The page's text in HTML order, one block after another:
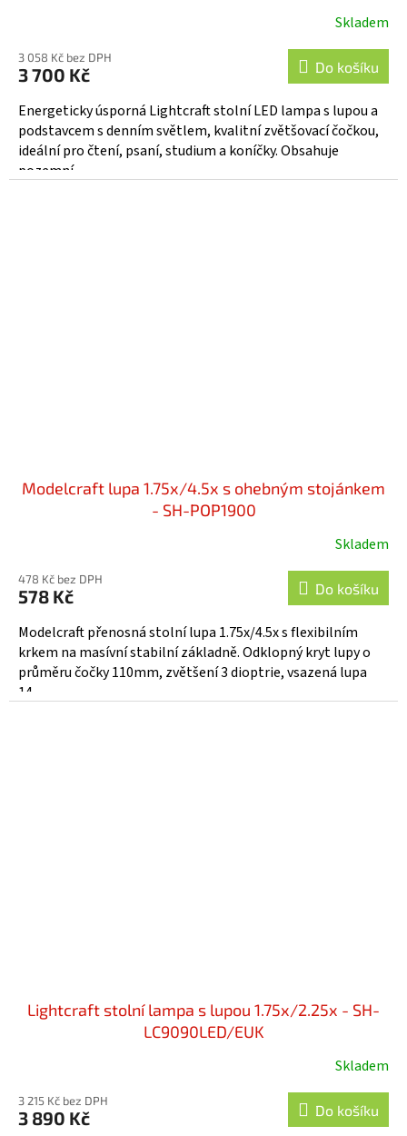
Skladem
3 058 Kč bez DPH
3 700 Kč Do košíku
Energeticky úsporná Lightcraft stolní LED lampa s lupou a
podstavcem s denním světlem, kvalitní zvětšovací čočkou,
ideální pro čtení, psaní, studium a koníčky. Obsahuje
pozemní...
Modelcraft lupa 1.75x/4.5x s ohebným stojánkem
- SH-POP1900
Skladem
478 Kč bez DPH
578 Kč Do košíku
Modelcraft přenosná stolní lupa 1.75x/4.5x s flexibilním
krkem na masívní stabilní základně. Odklopný kryt lupy o
průměru čočky 110mm, zvětšení 3 dioptrie, vsazená lupa
14...
Lightcraft stolní lampa s lupou 1.75x/2.25x - SH-
LC9090LED/EUK
Skladem
3 215 Kč bez DPH
3 890 Kč Do košíku